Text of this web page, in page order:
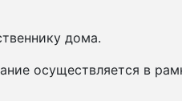
дома.
осуществляется в